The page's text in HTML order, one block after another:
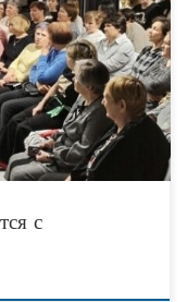
в сотрудничестве с
отделением
«Территория Здоровья»
с